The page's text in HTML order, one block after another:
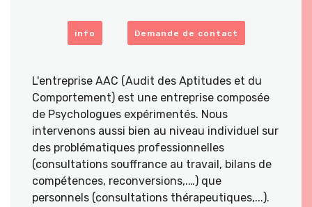
info Demande de contact
L'entreprise AAC (Audit des Aptitudes et du
Comportement) est une entreprise composée
de Psychologues expérimentés. Nous
intervenons aussi bien au niveau individuel sur
des problématiques professionnelles
(consultations souffrance au travail, bilans de
compétences, reconversions,.…) que
personnels (consultations thérapeutiques,...).